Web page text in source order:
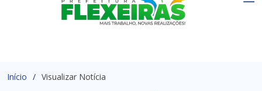
Início Visualizar Notícia